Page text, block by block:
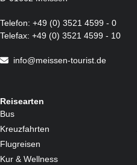
Telefon: +49 (0) 3521 4599 - 0
Telefax: +49 (0) 3521 4599 - 10
info@meissen-tourist.de
Reisearten
Bus
Kreuzfahrten
Flugreisen
Kur & Wellness